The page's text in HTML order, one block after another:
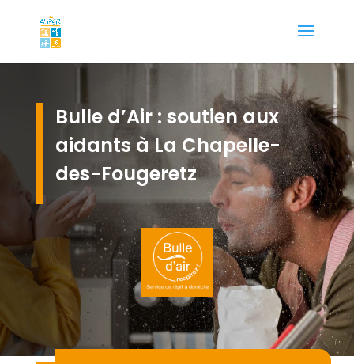
Bulle d’Air : soutien aux
aidants à La Chapelle-
des-Fougeretz